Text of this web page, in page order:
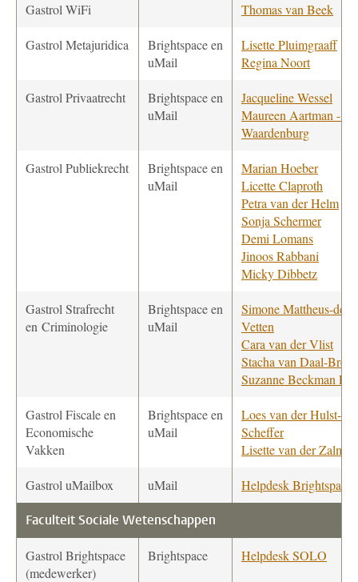
Gastrol WiFi Thomas van Beek
Gastrol Metajuridica
Brightspace en
uMail
Lisette Pluimgraaff
Regina Noort
Gastrol Privaatrecht
Brightspace en
uMail
Jacqueline Wessel
Maureen Aartman -
Waardenburg
Gastrol Publiekrecht
Brightspace en
uMail
Marian Hoeber
Licette Claproth
Petra van der Helm
Sonja Schermer
Demi Lomans
Jinoos Rabbani
Micky Dibbetz
Gastrol Strafrecht
en Criminologie
Brightspace en
uMail
Simone Mattheus-de
Vetten
Cara van der Vlist
Stacha van Daal-
Suzanne Beckman
Gastrol Fiscale en
Economische
Vakken
Brightspace en
uMail
Loes van der Hulst-
Scheffer
Lisette van der Zalm
Gastrol uMailbox uMail Helpdesk Brightspace
Faculteit Sociale Wetenschappen
Gastrol Brightspace
(medewerker)
Brightspace Helpdesk SOLO